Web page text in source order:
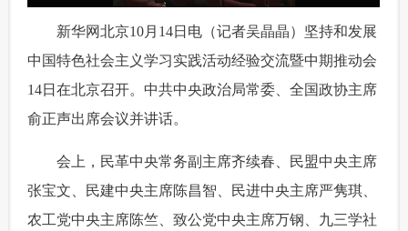
旅游 健康 信息化 数据
金融 公益 军事 无人机
富媒体 摄影 新华广播
新华网北京10月14日电（记者吴晶晶）坚持和发展
中国特色社会主义学习实践活动经验交流暨中期推动会
14日在北京召开。中共中央政治局常委、全国政协主席
俞正声出席会议并讲话。
会上，民革中央常务副主席齐续春、民盟中央主席
张宝文、民建中央主席陈昌智、民进中央主席严隽琪、
农工党中央主席陈竺、致公党中央主席万钢、九三学社